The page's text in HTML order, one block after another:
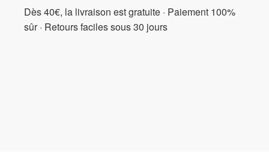
Dès 40€, la livraison est gratuite · Paiement 100%
sûr · Retours faciles sous 30 jours